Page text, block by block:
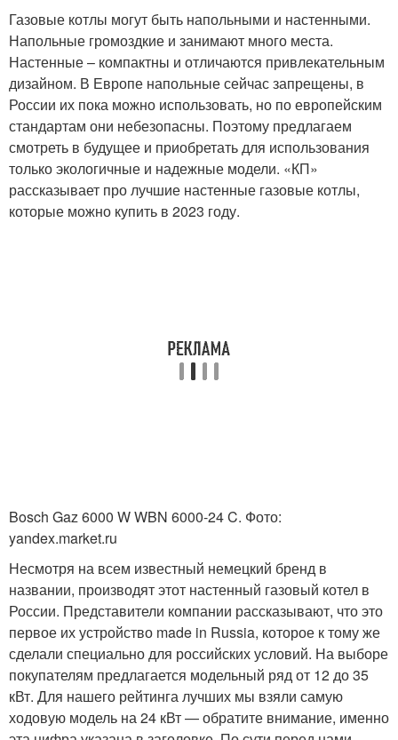
Газовые котлы могут быть напольными и настенными.
Напольные громоздкие и занимают много места.
Настенные – компактны и отличаются привлекательным
дизайном. В Европе напольные сейчас запрещены, в
России их пока можно использовать, но по европейским
стандартам они небезопасны. Поэтому предлагаем
смотреть в будущее и приобретать для использования
только экологичные и надежные модели. «КП»
рассказывает про лучшие настенные газовые котлы,
которые можно купить в 2023 году.
Bosch Gaz 6000 W WBN 6000-24 C. Фото:
yandex.market.ru
Несмотря на всем известный немецкий бренд в
названии, производят этот настенный газовый котел в
России. Представители компании рассказывают, что это
первое их устройство made in Russia, которое к тому же
сделали специально для российских условий. На выборе
покупателям предлагается модельный ряд от 12 до 35
кВт. Для нашего рейтинга лучших мы взяли самую
ходовую модель на 24 кВт — обратите внимание, именно